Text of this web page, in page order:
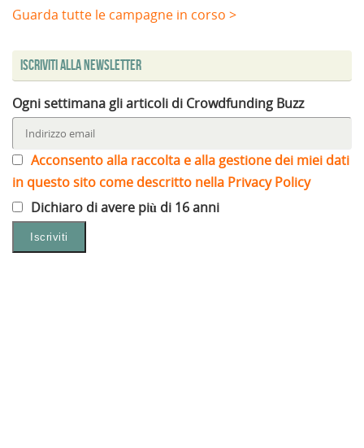
Guarda tutte le campagne in corso >
Iscriviti alla Newsletter
Ogni settimana gli articoli di Crowdfunding Buzz
Acconsento alla raccolta e alla gestione dei miei dati
in questo sito come descritto nella Privacy Policy
Dichiaro di avere più di 16 anni